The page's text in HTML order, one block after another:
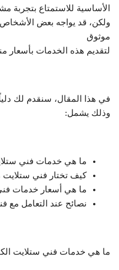
الأساسية للاستمتاع بتجربة
ولكن، قد يواجه بعض
موثوق
لتقديم هذه الخدمات بأسعار
في هذا المقال، سنقدم لك
وذلك يشمل:
ما هي خدمات فني
كيف تختار فني
ما هي أسعار خدمات
نصائح عند التعامل مع
ما هي خدمات فني ستلايت